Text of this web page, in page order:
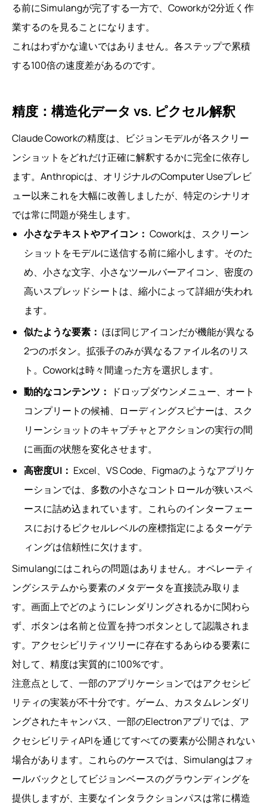
る前にSimulangが完了する一方で、Coworkが2分近く作
業するのを見ることになります。
これはわずかな違いではありません。各ステップで累積
する100倍の速度差があるのです。
精度：構造化データ vs. ピクセル解釈
Claude Coworkの精度は、ビジョンモデルが各スクリー
ンショットをどれだけ正確に解釈するかに完全に依存し
ます。Anthropicは、オリジナルのComputer Useプレビ
ュー以来これを大幅に改善しましたが、特定のシナリオ
では常に問題が発生します。
小さなテキストやアイコン： Coworkは、スクリーン
ショットをモデルに送信する前に縮小します。そのた
め、小さな文字、小さなツールバーアイコン、密度の
高いスプレッドシートは、縮小によって詳細が失われ
ます。
似たような要素： ほぼ同じアイコンだが機能が異なる
2つのボタン。拡張子のみが異なるファイル名のリス
ト。Coworkは時々間違った方を選択します。
動的なコンテンツ：
ドロップダウンメニュー、オート
コンプリートの候補、ローディングスピナーは、スク
リーンショットのキャプチャとアクションの実行の間
に画面の状態を変化させます。
高密度UI： Excel、VS Code、Figmaのようなアプリケ
ーションでは、多数の小さなコントロールが狭いスペ
ースに詰め込まれています。これらのインターフェー
スにおけるピクセルレベルの座標指定によるターゲテ
ィングは信頼性に欠けます。
Simulangにはこれらの問題はありません。オペレーティ
ングシステムから要素のメタデータを直接読み取りま
す。画面上でどのようにレンダリングされるかに関わら
ず、ボタンは名前と位置を持つボタンとして認識されま
す。アクセシビリティツリーに存在するあらゆる要素に
対して、精度は実質的に100%です。
注意点として、一部のアプリケーションではアクセシビ
リティの実装が不十分です。ゲーム、カスタムレンダリ
ングされたキャンバス、一部のElectronアプリでは、ア
クセシビリティAPIを通じてすべての要素が公開されない
場合があります。これらのケースでは、Simulangはフォ
ールバックとしてビジョンベースのグラウンディングを
提供しますが、主要なインタラクションパスは常に構造